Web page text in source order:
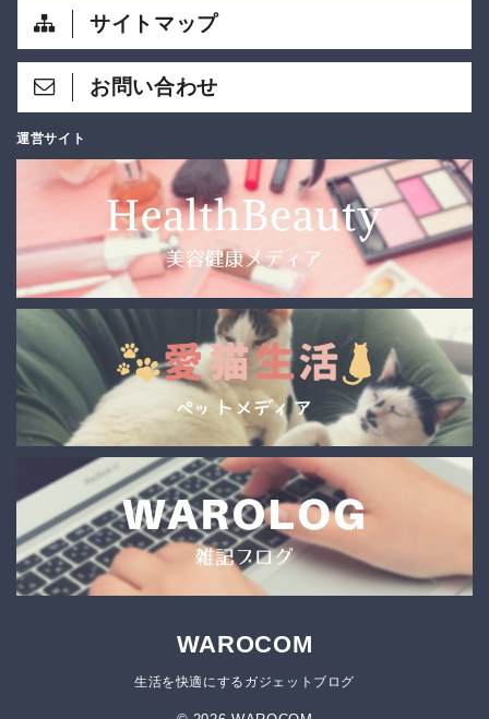
サイトマップ
お問い合わせ
運営サイト
WAROCOM
生活を快適にするガジェットブログ